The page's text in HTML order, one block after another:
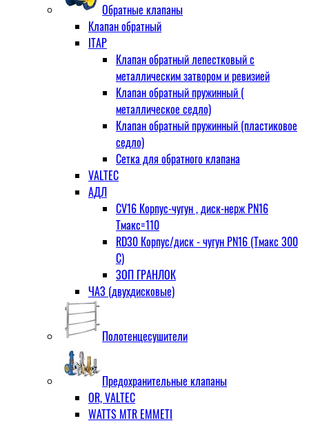
Обратные клапаны
Клапан обратный
ITAP
Клапан обратный лепестковый с
металлическим затвором и ревизией
Клапан обратный пружинный (
металлическое седло)
Клапан обратный пружинный (пластиковое
седло)
Сетка для обратного клапана
VALTEC
АДЛ
CV16 Корпус-чугун , диск-нерж PN16
Тмакс=110
RD30 Корпус/диск - чугун РN16 (Тмакс 300
С)
ЗОП ГРАНЛОК
ЧАЗ (двухдисковые)
Полотенцесушители
Предохранительные клапаны
OR, VALTEC
WATTS MTR EMMETI